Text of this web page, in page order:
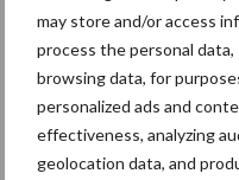
may store and/or access
process the personal data,
browsing data, for
personalized ads and
effectiveness, analyzing
geolocation data, and
De
voor